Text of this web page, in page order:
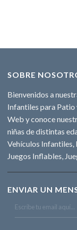
SOBRE
Bienvenidos a
Infantiles para Patio
Web y conoce
niñas de distintas
Vehículos Infantiles,
Juegos Inflables,
ENVIAR UN